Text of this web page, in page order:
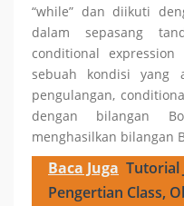
“while” dan diikuti
dalam sepasang
conditional
sebuah kondisi yang
pengulangan,
dengan bilangan
menghasilkan bilangan
Baca Juga Tutorial
Pengertian Class,